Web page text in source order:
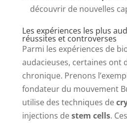
découvrir de nouvelles
Les expériences les plus
réussites et controverses
Parmi les expériences de
audacieuses, certaines ont
chronique. Prenons
fondateur du mouvement
utilise des techniques de
injections destem cells.